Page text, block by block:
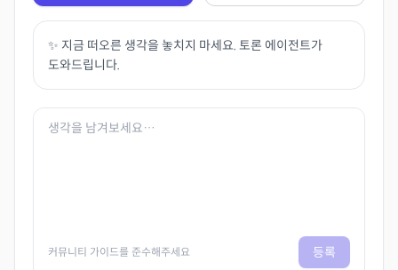
✨ 지금 떠오른 생각을 놓치지 마세요. 토론 에이전트가
도와드립니다.
커뮤니티 가이드를 준수해주세요 등록